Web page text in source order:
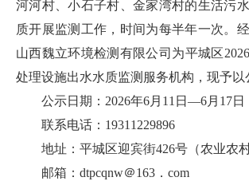
河河村、小石子村、金家湾村的生活污
质开展监测工作，时间为每半年一次。
山西魏立环境检测有限公司为平城区
处理设施出水水质监测服务机构，现予以
公示日期：2026年6月11日—6月17日
联系电话：19311229896
地址：平城区迎宾街426号（农业农村
邮箱：dtpcqnw＠163．com